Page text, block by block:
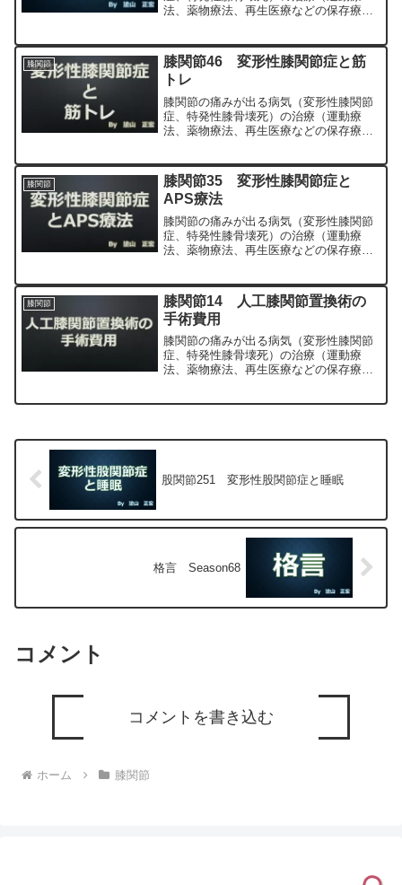
法、薬物療法、再生医療などの保存療
専門医（人工関節手術を専門）の塗山正
宏が色々と説明します。
膝関節
膝関節46 変形性膝関節症と筋
トレ
膝関節の痛みが出る病気（変形性膝関節
症、特発性膝骨壊死）の治療（運動療
法、薬物療法、再生医療などの保存療
専門医（人工関節手術を専門）の塗山正
宏が色々と説明します。
膝関節
膝関節35 変形性膝関節症と
APS療法
膝関節の痛みが出る病気（変形性膝関節
症、特発性膝骨壊死）の治療（運動療
法、薬物療法、再生医療などの保存療
専門医（人工関節手術を専門）の塗山正
宏が色々と説明します。
膝関節
膝関節14 人工膝関節置換術の
手術費用
膝関節の痛みが出る病気（変形性膝関節
症、特発性膝骨壊死）の治療（運動療
法、薬物療法、再生医療などの保存療
股関節251 変形性股関節症と睡眠
格言 Season68
コメント
コメントを書き込む
ホーム 膝関節